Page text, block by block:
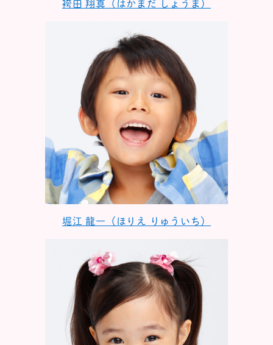
袴田 翔真（はかまだ しょうま）
堀江 龍一（ほりえ りゅういち）